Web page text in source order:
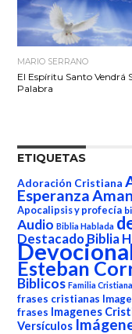
MARIO SERRANO
El Espíritu Santo Vendrá
Palabra
ETIQUETAS
Adoración Cristiana
Esperanza
Apocalipsis y profecía
Audio Biblia Hablada
Destacado Biblia
Esteban
Biblicos Familia Cristiana
frases cristianas
frases Imagenes
Versículos